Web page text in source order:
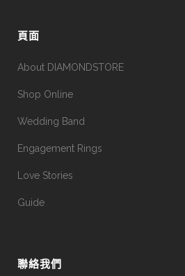
頁面
About DIAMONDSTORE
Shop Online
Wedding Band
Engagement Rings
Love Stories
Guide
聯絡我們